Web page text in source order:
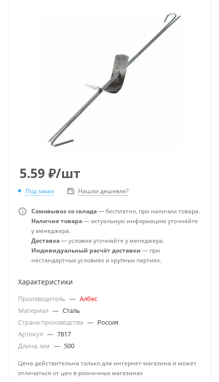
5.59 ₽/шт
Под заказ Нашли дешевле?
Самовывоз со склада— бесплатно, при наличии товара.
Наличие товара— актуальную информацию уточняйте
у менеджера.
Доставка— условия уточняйте у менеджера.
Индивидуальный расчёт доставки — при
нестандартных условиях и крупных партиях.
Характеристики
Производитель — Албес
Материал — Сталь
Страна производства — Россия
Артикул — 7817
Длина, мм — 500
Цена действительна только для интернет-магазина и может
отличаться от цен в розничных магазинах